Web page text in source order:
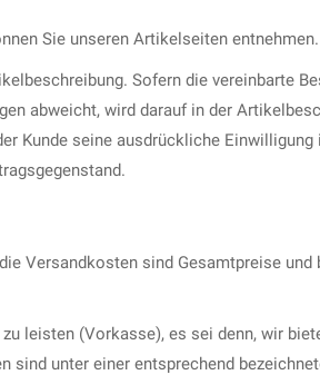
Sie unseren Artikelseiten entnehmen.
Sofern die vereinbarte
abweicht, wird darauf in der
Kunde seine ausdrückliche Einwilligung
Versandkosten sind Gesamtpreise und
leisten (Vorkasse), es sei denn, wir
sind unter einer entsprechend